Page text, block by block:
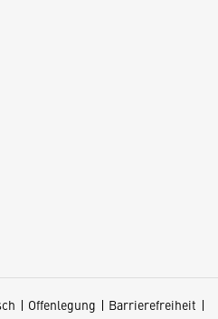
Offenlegung
Barrierefreiheit